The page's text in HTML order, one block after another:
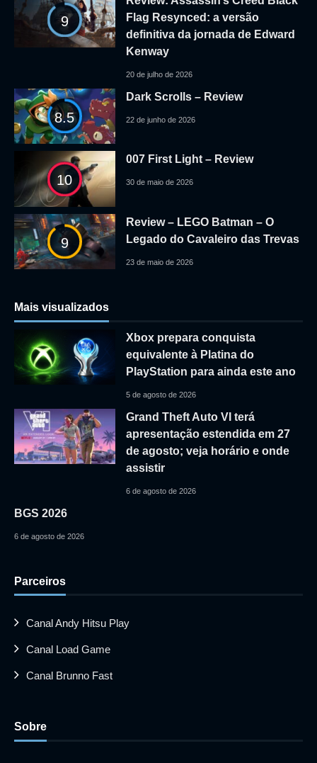
9
Flag Resynced: a versão
definitiva da jornada de Edward
Kenway
20 de julho de 2026
8.5
Dark Scrolls – Review
22 de junho de 2026
10
007 First Light – Review
30 de maio de 2026
9
Review – LEGO Batman – O
Legado do Cavaleiro das Trevas
23 de maio de 2026
Mais visualizados
Xbox prepara conquista
equivalente à Platina do
PlayStation para ainda este ano
5 de agosto de 2026
Grand Theft Auto VI terá
apresentação estendida em 27
de agosto; veja horário e onde
assistir
6 de agosto de 2026
BGS 2026
6 de agosto de 2026
Parceiros
Canal Andy Hitsu Play
Canal Load Game
Canal Brunno Fast
Sobre